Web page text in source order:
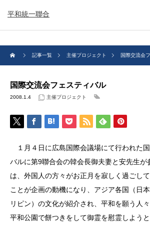
平和統一聯合
記事一覧 主催プロジェクト 国際交流会
国際交流会フェスティバル
2008.1.4 主催プロジェクト
１月４日に広島国際会議場にて行われた
バルに第9聯合会の韓会長御夫妻と安先生が
は、外国人の方々がお正月を寂しく過ごし
ことが企画の動機になり、アジア各国（日
リピン）の文化が紹介され、平和を願う人
平和公園で餅つきをして御霊を慰霊しよう